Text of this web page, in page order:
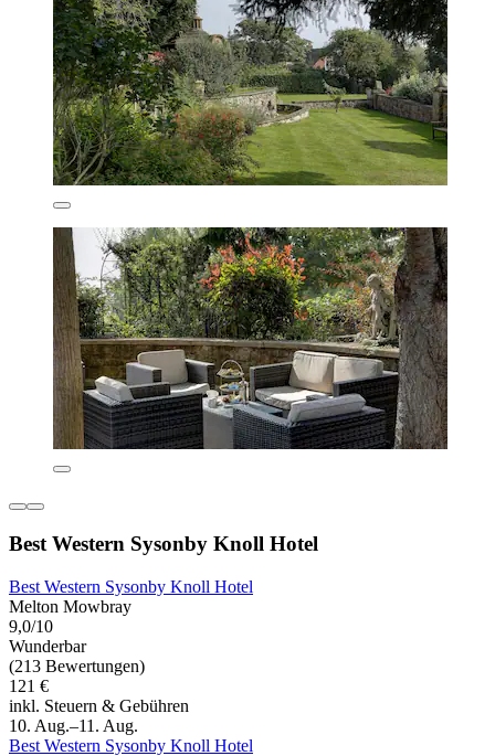
Best Western Sysonby Knoll Hotel
Best Western Sysonby Knoll Hotel
Melton Mowbray
9,0/10
Wunderbar
(213 Bewertungen)
121 €
inkl. Steuern & Gebühren
10. Aug.–11. Aug.
Best Western Sysonby Knoll Hotel